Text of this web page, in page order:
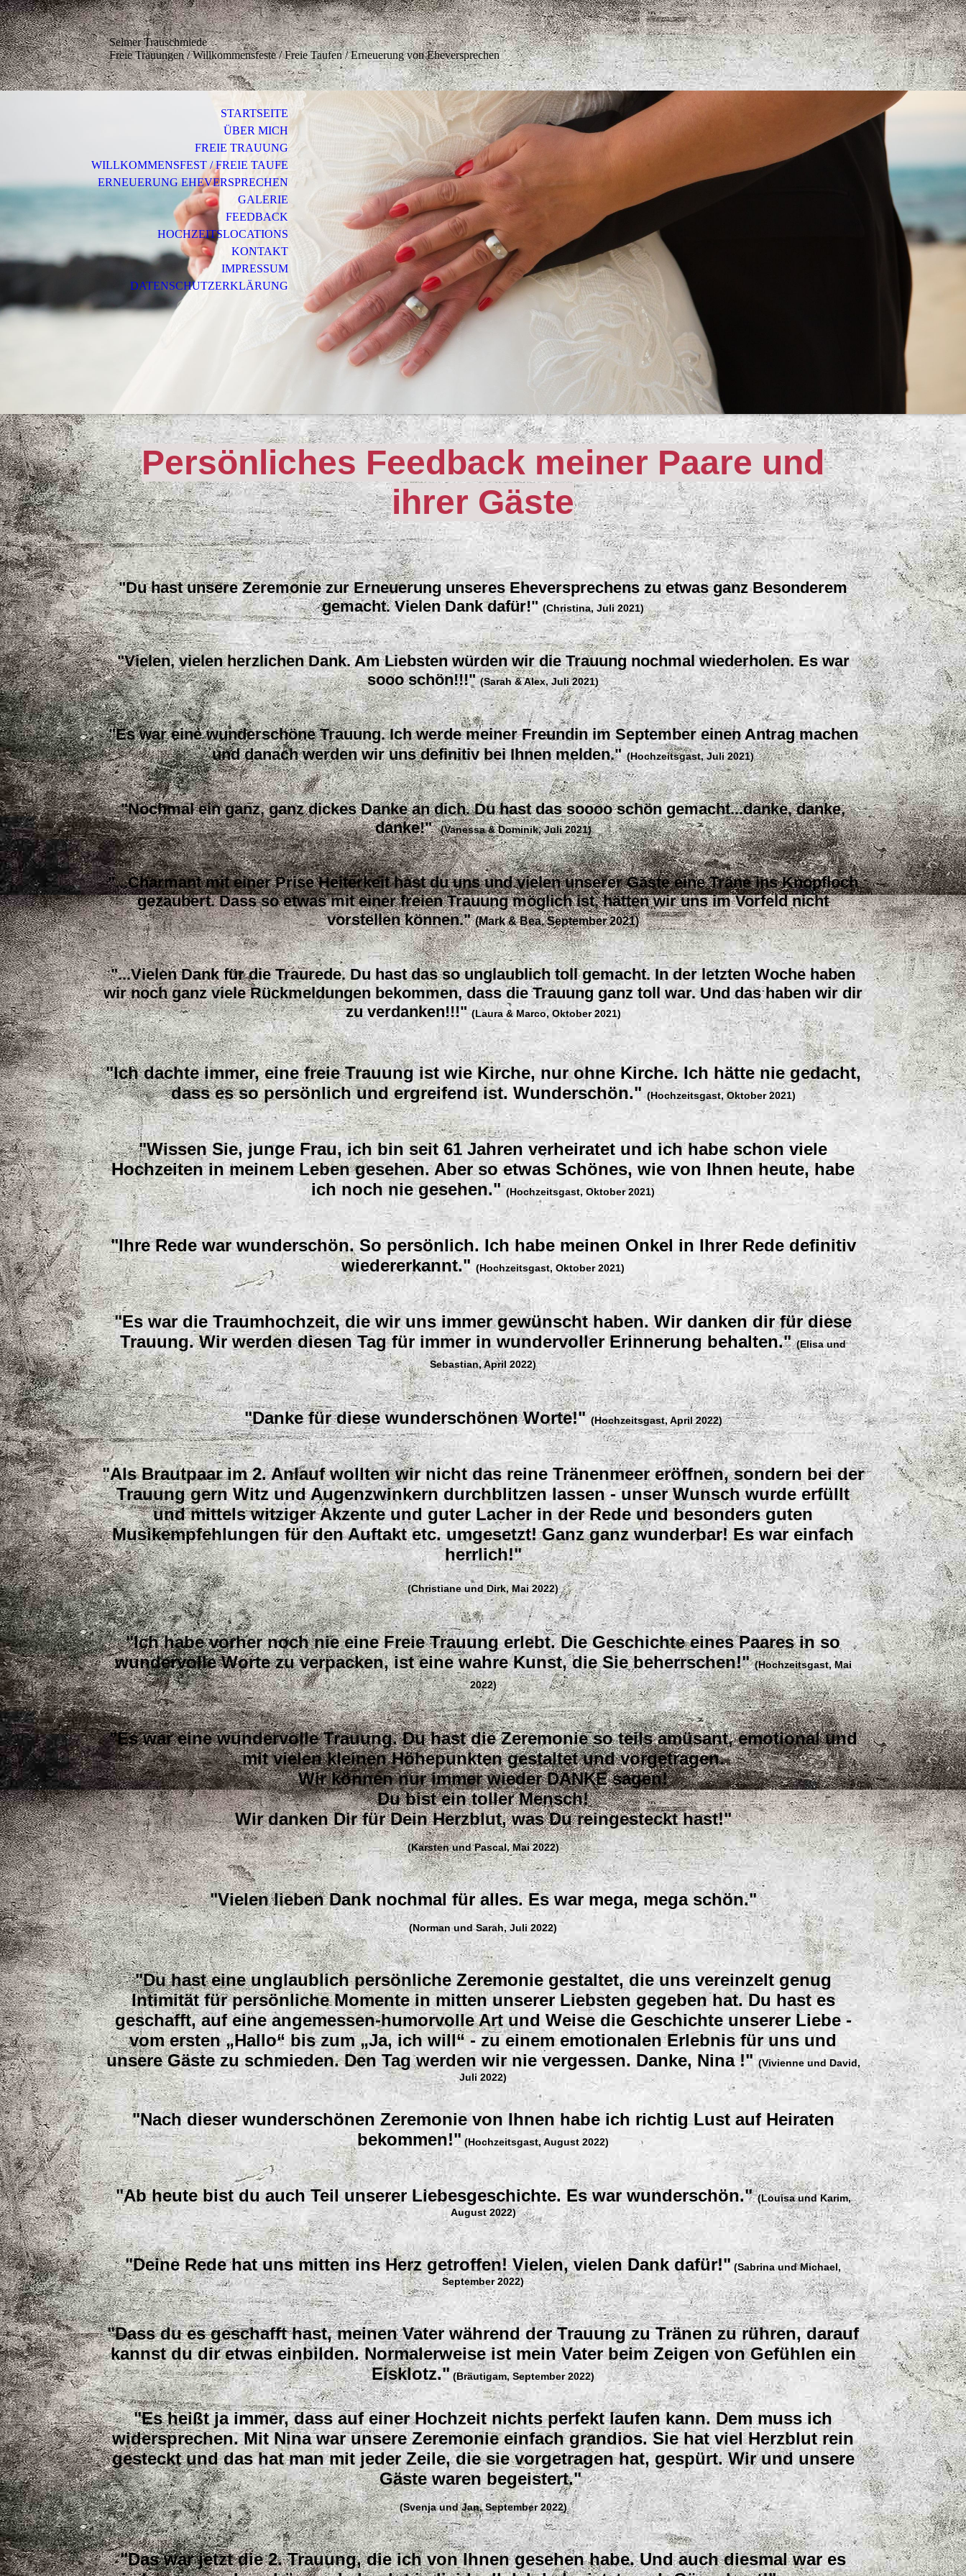
Selmer Trauschmiede
Freie Trauungen / Willkommensfeste / Freie Taufen / Erneuerung von Eheversprechen
STARTSEITE
ÜBER MICH
FREIE TRAUUNG
WILLKOMMENSFEST / FREIE TAUFE
ERNEUERUNG EHEVERSPRECHEN
GALERIE
FEEDBACK
HOCHZEITSLOCATIONS
KONTAKT
IMPRESSUM
DATENSCHUTZERKLÄRUNG
Persönliches Feedback meiner Paare und
ihrer Gäste
"Du hast unsere Zeremonie zur Erneuerung unseres Eheversprechens zu etwas ganz Besonderem
gemacht. Vielen Dank dafür!" (Christina, Juli 2021)
"Vielen, vielen herzlichen Dank. Am Liebsten würden wir die Trauung nochmal wiederholen. Es war
sooo schön!!!"(Sarah & Alex, Juli 2021)
"Es war eine wunderschöne Trauung. Ich werde meiner Freundin im September einen Antrag machen
und danach werden wir uns definitiv bei Ihnen melden." (Hochzeitsgast, Juli 2021)
"Nochmal ein ganz, ganz dickes Danke an dich. Du hast das soooo schön gemacht...danke, danke,
danke!"(Vanessa & Dominik, Juli 2021)
"...Charmant mit einer Prise Heiterkeit hast du uns und vielen unserer Gäste eine Träne ins Knopfloch
gezaubert. Dass so etwas mit einer freien Trauung möglich ist, hätten wir uns im Vorfeld nicht
vorstellen können."(Mark & Bea, September 2021)
"...Vielen Dank für die Traurede. Du hast das so unglaublich toll gemacht. In der letzten Woche haben
wir noch ganz viele Rückmeldungen bekommen, dass die Trauung ganz toll war. Und das haben wir dir
zu verdanken!!!"(Laura & Marco, Oktober 2021)
"Ich dachte immer, eine freie Trauung ist wie Kirche, nur ohne Kirche. Ich hätte nie gedacht,
dass es so persönlich und ergreifend ist. Wunderschön."(Hochzeitsgast, Oktober 2021)
"Wissen Sie, junge Frau, ich bin seit 61 Jahren verheiratet und ich habe schon viele
Hochzeiten in meinem Leben gesehen. Aber so etwas Schönes, wie von Ihnen heute, habe
ich noch nie gesehen."(Hochzeitsgast, Oktober 2021)
"Ihre Rede war wunderschön. So persönlich. Ich habe meinen Onkel in Ihrer Rede definitiv
wiedererkannt." (Hochzeitsgast, Oktober 2021)
"Es war die Traumhochzeit, die wir uns immer gewünscht haben. Wir danken dir für diese
Trauung. Wir werden diesen Tag für immer in wundervoller Erinnerung behalten."(Elisa und
Sebastian, April 2022)
"Danke für diese wunderschönen Worte!"(Hochzeitsgast, April 2022)
"Als Brautpaar im 2. Anlauf wollten wir nicht das reine Tränenmeer eröffnen, sondern bei der
Trauung gern Witz und Augenzwinkern durchblitzen lassen - unser Wunsch wurde erfüllt
und mittels witziger Akzente und guter Lacher in der Rede und besonders guten
Musikempfehlungen für den Auftakt etc. umgesetzt! Ganz ganz wunderbar! Es war einfach
herrlich!"
(Christiane und Dirk, Mai 2022)
"Ich habe vorher noch nie eine Freie Trauung erlebt. Die Geschichte eines Paares in so
wundervolle Worte zu verpacken, ist eine wahre Kunst, die Sie beherrschen!"(Hochzeitsgast, Mai
2022)
"Es war eine wundervolle Trauung. Du hast die Zeremonie so teils amüsant, emotional und
mit vielen kleinen Höhepunkten gestaltet und vorgetragen.
Wir können nur immer wieder DANKE sagen!
Du bist ein toller Mensch!
Wir danken Dir für Dein Herzblut, was Du reingesteckt hast!"
(Karsten und Pascal, Mai 2022)
"Vielen lieben Dank nochmal für alles. Es war mega, mega schön."
(Norman und Sarah, Juli 2022)
"Du hast eine unglaublich persönliche Zeremonie gestaltet, die uns vereinzelt genug
Intimität für persönliche Momente in mitten unserer Liebsten gegeben hat. Du hast es
geschafft, auf eine angemessen-humorvolle Art und Weise die Geschichte unserer Liebe -
vom ersten „Hallo“ bis zum „Ja, ich will“ - zu einem emotionalen Erlebnis für uns und
unsere Gäste zu schmieden. Den Tag werden wir nie vergessen. Danke, Nina !" (Vivienne und David,
Juli 2022)
"Nach dieser wunderschönen Zeremonie von Ihnen habe ich richtig Lust auf Heiraten
bekommen!" (Hochzeitsgast, August 2022)
"Ab heute bist du auch Teil unserer Liebesgeschichte.Es war wunderschön."(Louisa und Karim,
August 2022)
"Deine Rede hat uns mitten ins Herz getroffen! Vielen, vielen Dank dafür!" (Sabrina und Michael,
September 2022)
"Dass du es geschafft hast, meinen Vater während der Trauung zu Tränen zu rühren, darauf
kannst du dir etwas einbilden. Normalerweise ist mein Vater beim Zeigen von Gefühlen ein
Eisklotz." (Bräutigam, September 2022)
"Es heißt ja immer, dass auf einer Hochzeit nichts perfekt laufen kann. Dem muss ich
widersprechen. Mit Nina war unsere Zeremonie einfach grandios. Sie hat viel Herzblut rein
gesteckt und das hat man mit jeder Zeile, die sie vorgetragen hat, gespürt. Wir und unsere
Gäste waren begeistert."
(Svenja und Jan, September 2022)
"Das war jetzt die 2. Trauung, die ich von Ihnen gesehen habe. Und auch diesmal war es